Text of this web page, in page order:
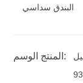
البندق سداسي
المنتج الوسم: